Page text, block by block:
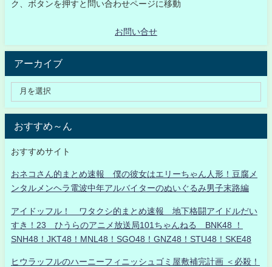
ク、ボタンを押すと問い合わせページに移動
お問い合せ
アーカイブ
おすすめ～ん
おすすめサイト
おネコさん的まとめ速報 僕の彼女はエリーちゃん人形！豆腐メ
ンタルメンヘラ電波中年アルバイターのぬいぐるみ男子末路編
アイドッフル！ ワタクシ的まとめ速報 地下格闘アイドルだい
すき！23 ひうらのアニメ放送局101ちゃんねる BNK48 ！
SNH48！JKT48！MNL48！SGO48！GNZ48！STU48！SKE48
ヒウラッフルのハーニーフィニッシュゴミ屋敷補完計画 ＜必殺！